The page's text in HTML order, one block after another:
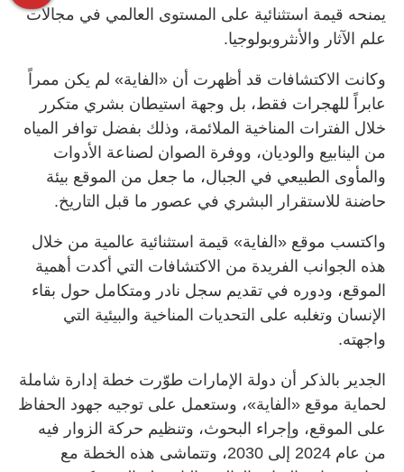
يمنحه قيمة استثنائية على المستوى العالمي في مجالات
علم الآثار والأنثروبولوجيا.
وكانت الاكتشافات قد أظهرت أن «الفاية» لم يكن ممراً
عابراً للهجرات فقط، بل وجهة استيطان بشري متكرر
خلال الفترات المناخية الملائمة، وذلك بفضل توافر المياه
من الينابيع والوديان، ووفرة الصوان لصناعة الأدوات
والمأوى الطبيعي في الجبال، ما جعل من الموقع بيئة
حاضنة للاستقرار البشري في عصور ما قبل التاريخ.
واكتسب موقع «الفاية» قيمة استثنائية عالمية من خلال
هذه الجوانب الفريدة من الاكتشافات التي أكدت أهمية
الموقع، ودوره في تقديم سجل نادر ومتكامل حول بقاء
الإنسان وتغلبه على التحديات المناخية والبيئية التي
واجهته.
الجدير بالذكر أن دولة الإمارات طوّرت خطة إدارة شاملة
لحماية موقع «الفاية»، وستعمل على توجيه جهود الحفاظ
على الموقع، وإجراء البحوث، وتنظيم حركة الزوار فيه
من عام 2024 إلى 2030، وتتماشى هذه الخطة مع